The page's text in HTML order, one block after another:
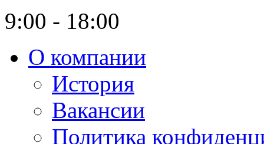
9:00 - 18:00
О компании
История
Вакансии
Политика